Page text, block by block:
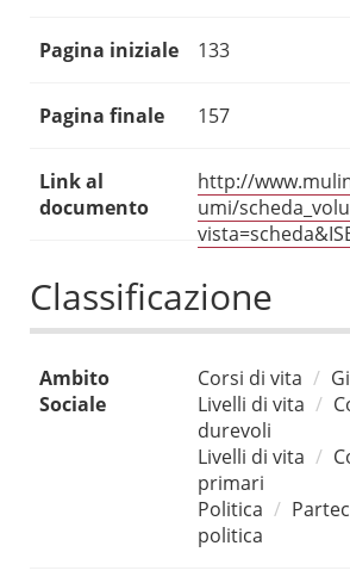
Pagina iniziale 133
Pagina finale 157
Link al
documento
http://
umi/
Classificazione
Ambito
Sociale
Corsi di vita
Livelli di vita
durevoli
Livelli di vita
primari
Politica
politica